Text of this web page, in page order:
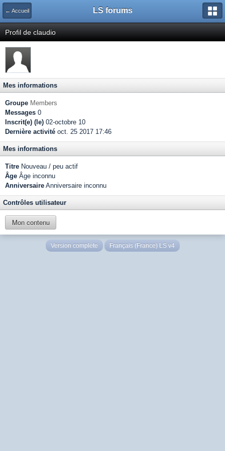
← Accueil LS forums
Profil de claudio
Mes informations
Groupe Members
Messages 0
Inscrit(e) (le) 02-octobre 10
Dernière activité oct. 25 2017 17:46
Mes informations
Titre Nouveau / peu actif
Âge Âge inconnu
Anniversaire Anniversaire inconnu
Contrôles utilisateur
Mon contenu
Version complète Français (France) LS v4